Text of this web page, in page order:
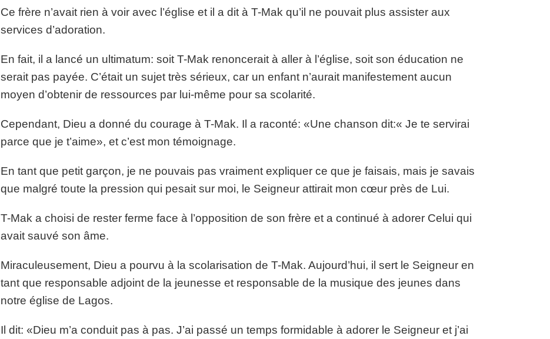
Ce frère n’avait rien à voir avec l’église et il a dit à T-Mak qu’il ne pouvait plus assister aux
services d’adoration.
En fait, il a lancé un ultimatum: soit T-Mak renoncerait à aller à l’église, soit son éducation ne
serait pas payée. C’était un sujet très sérieux, car un enfant n’aurait manifestement aucun
moyen d’obtenir de ressources par lui-même pour sa scolarité.
Cependant, Dieu a donné du courage à T-Mak. Il a raconté: «Une chanson dit:« Je te servirai
parce que je t’aime», et c’est mon témoignage.
En tant que petit garçon, je ne pouvais pas vraiment expliquer ce que je faisais, mais je savais
que malgré toute la pression qui pesait sur moi, le Seigneur attirait mon cœur près de Lui.
T-Mak a choisi de rester ferme face à l’opposition de son frère et a continué à adorer Celui qui
avait sauvé son âme.
Miraculeusement, Dieu a pourvu à la scolarisation de T-Mak. Aujourd’hui, il sert le Seigneur en
tant que responsable adjoint de la jeunesse et responsable de la musique des jeunes dans
notre église de Lagos.
Il dit: «Dieu m’a conduit pas à pas. J’ai passé un temps formidable à adorer le Seigneur et j’ai